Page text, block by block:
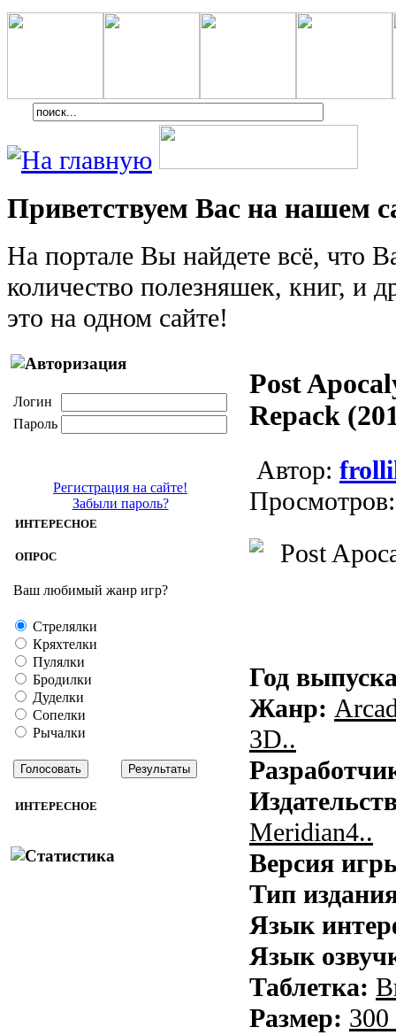
Приветствуем Вас на нашем
На портале Вы найдете всё, что
количество полезняшек, книг, и
это на одном сайте!
Логин
Пароль
Регистрация на сайте!
Забыли пароль?
ИНТЕРЕСНОЕ
ОПРОС
Ваш любимый жанр игр?
Стрелялки
Кряхтелки
Пулялки
Бродилки
Дуделки
Сопелки
Рычалки
ИНТЕРЕСНОЕ
Post
Repack
Aвтор:
Год
Жанр:
3D..
Meridian4..
Версия
Тип
Язык
Язык
Таблетка:
Размер: